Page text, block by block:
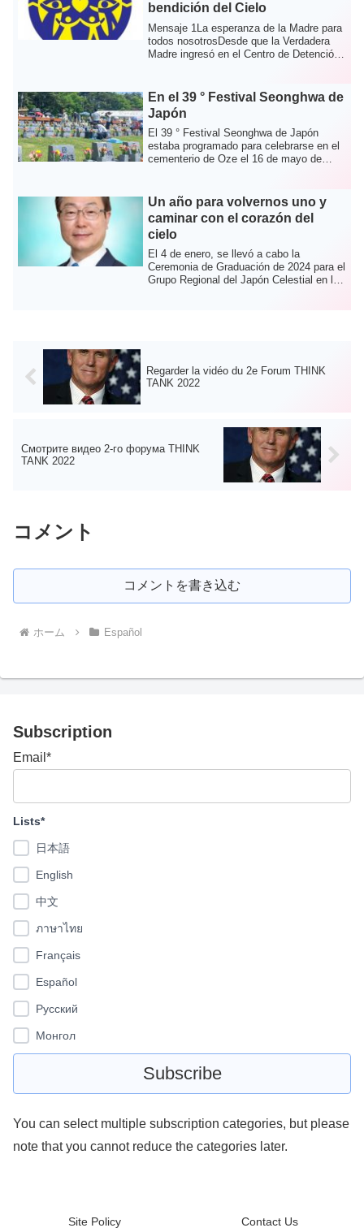
bendición del Cielo
Mensaje 1La esperanza de la Madre para
todos nosotrosDesde que la Verdadera
Madre ingresó en el Centro de Detención
En el 39 ° Festival Seonghwa de
Japón
El 39 ° Festival Seonghwa de Japón
estaba programado para celebrarse en el
cementerio de Oze el 16 de mayo de
Un año para volvernos uno y
caminar con el corazón del
cielo
El 4 de enero, se llevó a cabo la
Ceremonia de Graduación de 2024 para el
Grupo Regional del Japón Celestial en la
Regarder la vidéo du 2e Forum THINK
TANK 2022
Смотрите видео 2-го форума THINK
TANK 2022
コメント
コメントを書き込む
ホーム Español
Subscription
Email*
Lists*
日本語
English
中文
ภาษาไทย
Français
Español
Pусский
Монгол
You can select multiple subscription categories, but please
note that you cannot reduce the categories later.
Site Policy Contact Us